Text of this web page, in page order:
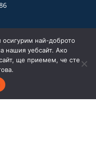
осигурим най-доброто
нашия уебсайт. Ако
ще приемем, че сте